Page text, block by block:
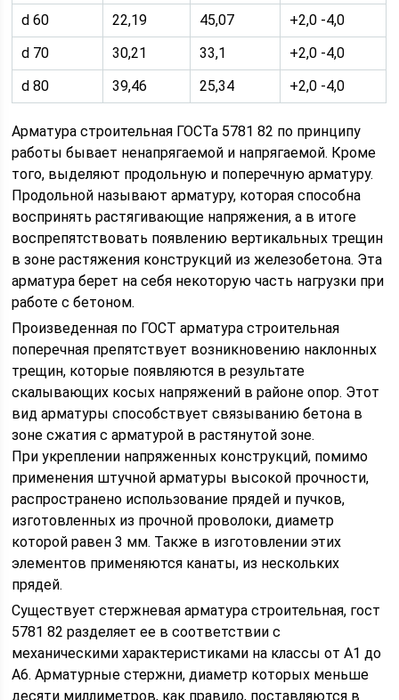
d 60
22,19 45,07
+2,0 -4,0
d 70
30,21 33,1
+2,0 -4,0
d 80
39,46 25,34 +2,0 -4,0
Арматура строительная ГОСТа 5781 82 по принципу
работы бывает ненапрягаемой и напрягаемой. Кроме
того, выделяют продольную и поперечную арматуру.
Продольной называют арматуру, которая способна
воспринять растягивающие напряжения, а в итоге
воспрепятствовать появлению вертикальных трещин
в зоне растяжения конструкций из железобетона. Эта
арматура берет на себя некоторую часть нагрузки при
работе с бетоном.
Произведенная по ГОСТ арматура строительная
поперечная препятствует возникновению наклонных
трещин, которые появляются в результате
скалывающих косых напряжений в районе опор. Этот
вид арматуры способствует связыванию бетона в
зоне сжатия с арматурой в растянутой зоне.
При укреплении напряженных конструкций, помимо
применения штучной арматуры высокой прочности,
распространено использование прядей и пучков,
изготовленных из прочной проволоки, диаметр
которой равен 3 мм. Также в изготовлении этих
элементов применяются канаты, из нескольких
прядей.
Существует стержневая арматура строительная, гост
5781 82 разделяет ее в соответствии с
механическими характеристиками на классы от А1 до
А6. Арматурные стержни, диаметр которых меньше
десяти миллиметров, как правило, поставляются в